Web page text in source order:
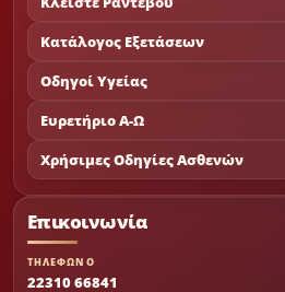
Κατάλογος Εξετάσεων
Οδηγοί Υγείας
Ευρετήριο Α-Ω
Χρήσιμες Οδηγίες Ασθενών
Επικοινωνία
ΤΗΛΕΦΩΝΟ
22310 66841